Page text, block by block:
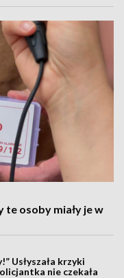
te osoby miały je w
Usłyszała krzyki
nie czekała